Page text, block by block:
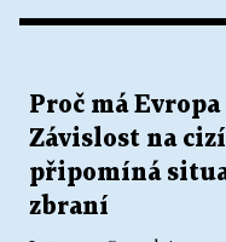
Proč má
Závislost na
připomíná
zbraní